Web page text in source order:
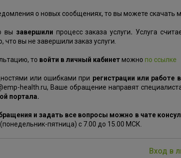
о новых сообщениях, то вы можете
вы завершили процесс заказа услуги. Услуга
что вы не завершили заказ услуги.
то войти в личный кабинетможнопо ссылке
или ошибками при регистрации или
health.ru, Ваше обращение направят
портала.
и задать все вопросы можно в чате
пятница) с 7.00 до 15.00 МСК.
Вход в